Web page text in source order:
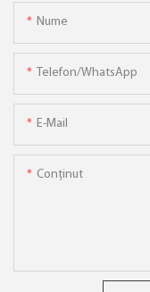
Nume
Telefon/WhatsApp
E-Mail
Conţinut